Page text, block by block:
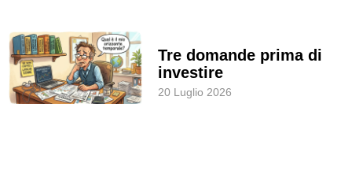
Tre domande prima di
investire
20 Luglio 2026